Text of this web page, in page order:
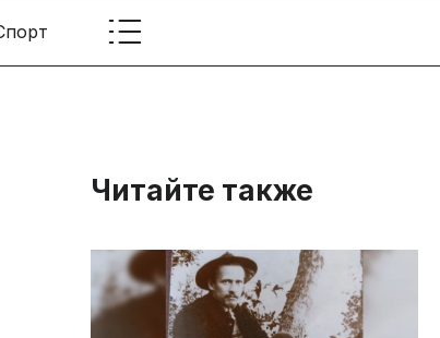
Читайте также